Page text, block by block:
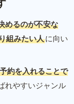
めるのが不安な
組みたい人に向い
予約を入れることで
れやすいジャンル